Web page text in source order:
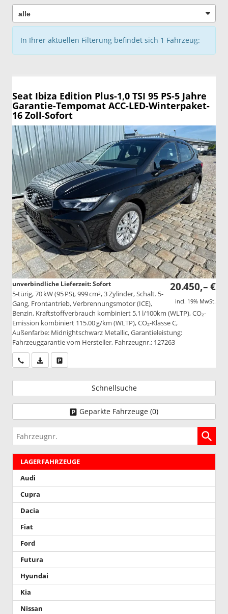
In Ihrer aktuellen Filterung befindet sich 1 Fahrzeug:
Seat Ibiza Edition Plus-1,0 TSI 95 PS-5 Jahre
Garantie-Tempomat ACC-LED-Winterpaket-
16 Zoll-Sofort
20.450,– €
incl. 19% MwSt.
unverbindliche Lieferzeit: Sofort
5-türig, 70 kW (95 PS), 999 cm³, 3 Zylinder, Schalt. 5-
Gang, Frontantrieb, Verbrennungsmotor (ICE),
Benzin, Kraftstoffverbrauch kombiniert 5,1 l/100km (WLTP), CO₂-
Emission kombiniert 115.00 g/km (WLTP), CO₂-Klasse C,
Außenfarbe: Midnightschwarz Metallic, Garantieleistung:
Fahrzeuggarantie vom Hersteller, Fahrzeugnr.: 127263
Wir rufen Sie anPDF-Datei, Fahrzeugexposé drucken
Schnellsuche
Geparkte Fahrzeuge (0)
Fahrzeugnr.
LAGERFAHRZEUGE
Audi
Cupra
Dacia
Fiat
Ford
Futura
Hyundai
Kia
Nissan